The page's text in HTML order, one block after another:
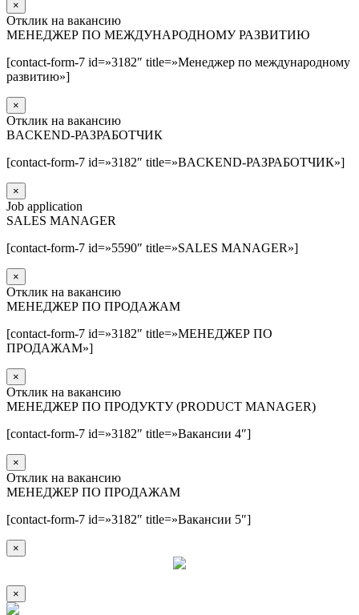
×
Отклик на вакансию
МЕНЕДЖЕР ПО МЕЖДУНАРОДНОМУ РАЗВИТИЮ
[contact-form-7 id=»3182″ title=»Менеджер по международному
развитию»]
×
Отклик на вакансию
BACKEND-РАЗРАБОТЧИК
[contact-form-7 id=»3182″ title=»BACKEND-РАЗРАБОТЧИК»]
×
Job application
SALES MANAGER
[contact-form-7 id=»5590″ title=»SALES MANAGER»]
×
Отклик на вакансию
МЕНЕДЖЕР ПО ПРОДАЖАМ
[contact-form-7 id=»3182″ title=»МЕНЕДЖЕР ПО
ПРОДАЖАМ»]
×
Отклик на вакансию
МЕНЕДЖЕР ПО ПРОДУКТУ (PRODUCT MANAGER)
[contact-form-7 id=»3182″ title=»Вакансии 4″]
×
Отклик на вакансию
МЕНЕДЖЕР ПО ПРОДАЖАМ
[contact-form-7 id=»3182″ title=»Вакансии 5″]
×
×